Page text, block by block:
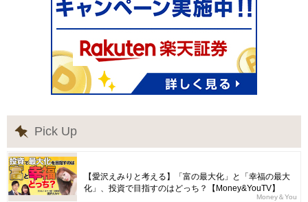
Pick Up
【愛沢えみりと考える】「富の最大化」と「幸福の最大
化」、投資で目指すのはどっち？【Money&YouTV】
Money＆You